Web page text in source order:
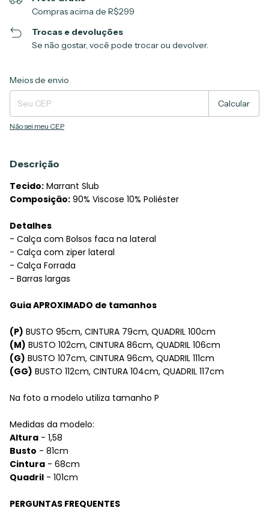
Compras acima de R$299
Trocas e devoluções
Se não gostar, você pode trocar ou devolver.
Entregas para o CEP:
Meios de envio
Calcular
Não sei meu CEP
Descrição
Tecido: Marrant Slub
Composição: 90% Viscose 10% Poliéster
Detalhes
- Calça com Bolsos faca na lateral
- Calça com ziper lateral
- Calça Forrada
- Barras largas
Guia APROXIMADO de tamanhos
(P) BUSTO 95cm, CINTURA 79cm, QUADRIL 100cm
(M) BUSTO 102cm, CINTURA 86cm, QUADRIL 106cm
(G) BUSTO 107cm, CINTURA 96cm, QUADRIL 111cm
(GG) BUSTO 112cm, CINTURA 104cm, QUADRIL 117cm
Na foto a modelo utiliza tamanho P
Medidas da modelo:
Altura - 1,58
Busto - 81cm
Cintura - 68cm
Quadril - 101cm
PERGUNTAS FREQUENTES